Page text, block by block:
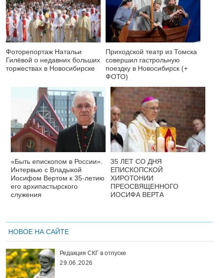
Фоторепортаж Натальи
Гилёвой о недавних больших
торжествах в Новосибирске
Приходской театр из Томска
совершил гастрольную
поездку в Новосибирск (+
ФОТО)
«Быть епископом в России».
Интервью с Владыкой
Иосифом Вертом к 35-летию
его архипастырского
служения
35 ЛЕТ СО ДНЯ
ЕПИСКОПСКОЙ
ХИРОТОНИИ
ПРЕОСВЯЩЕННОГО
ИОСИФА ВЕРТА
НОВОЕ НА САЙТЕ
Редакция СКГ в отпуске
29.06.2026